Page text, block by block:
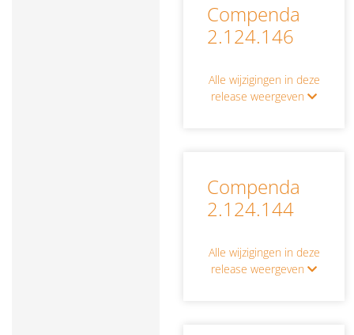
Compenda
2.124.146
Alle wijzigingen in deze
release weergeven
Compenda
2.124.144
Alle wijzigingen in deze
release weergeven